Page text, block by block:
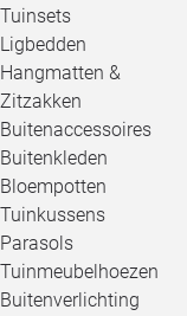
Tuinsets
Ligbedden
Hangmatten &
Zitzakken
Buitenaccessoires
Buitenkleden
Bloempotten
Tuinkussens
Parasols
Tuinmeubelhoezen
Buitenverlichting